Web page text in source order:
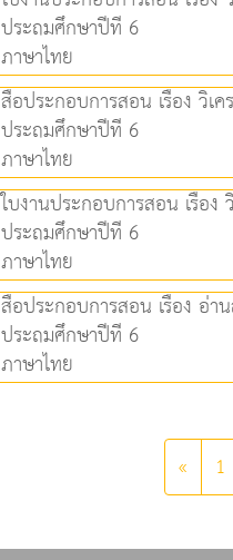
ประถมศึกษาปีที่ 6
ภาษาไทย
ประถมศึกษาปีที่ 6
ภาษาไทย
ประถมศึกษาปีที่ 6
ภาษาไทย
ประถมศึกษาปีที่ 6
ภาษาไทย
« 1